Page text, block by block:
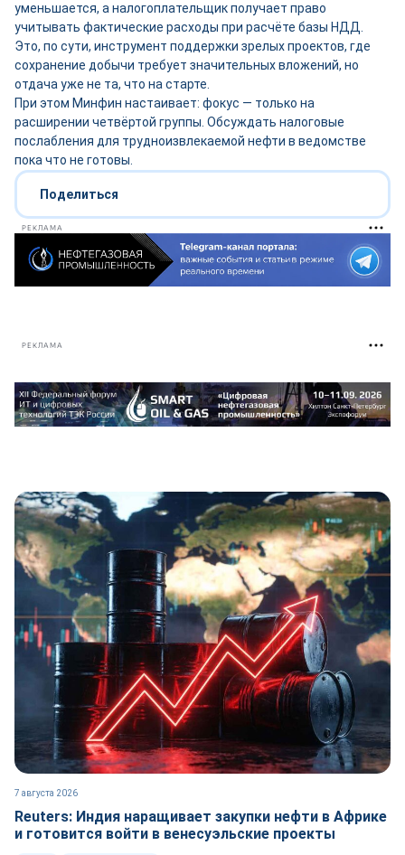
уменьшается, а налогоплательщик получает право
учитывать фактические расходы при расчёте базы НДД.
Это, по сути, инструмент поддержки зрелых проектов, где
сохранение добычи требует значительных вложений, но
отдача уже не та, что на старте.
При этом Минфин настаивает: фокус — только на
расширении четвёртой группы. Обсуждать налоговые
послабления для трудноизвлекаемой нефти в ведомстве
пока что не готовы.
Поделиться
РЕКЛАМА
РЕКЛАМА
7 августа 2026
Reuters: Индия наращивает закупки нефти в Африке
и готовится войти в венесуэльские проекты